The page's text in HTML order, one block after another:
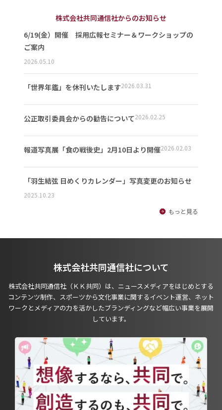
株式会社共同通信社からのお知らせ
6/19(金）開催 採用広報セミナー＆ワークショップの
ご案内
2026.05.10
「世界年鑑」を休刊いたします2026.03.31
公正取引委員会からの勧告について2026.02.25
報道写真展「食の戦後史」2月10日より開催2026.02.03
「羽生結弦 日めくりカレンダー」写真変更のお知らせ
2025.10.23
もっと見る
株式会社共同通信社について
株式会社共同通信社（ＫＫ共同）は、ニュースメディアをはじめとする
コンテンツ制作、スポーツから文化事業に関するイベント運営、ネット
ワークとメディアの力を活かしたブランディングなど幅広い事業を展開
しています。